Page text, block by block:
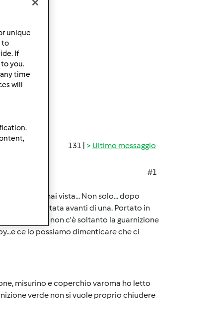
131 | Ultimo messaggio
#1
non si è mai vista... Non solo... dopo
fatto era slittata avanti di una. Portato in
convinta che non c'è soltanto la guarnizione
ce lo possiamo dimenticare che ci
misurino e coperchio varoma ho letto
verde non si vuole proprio chiudere
unique
to
If
you.
time
will